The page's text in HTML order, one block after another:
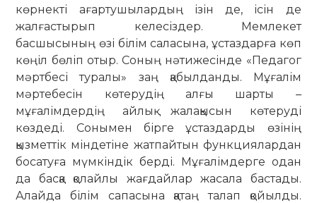
көрнекті ағартушылардың ізін де, ісін де
жалғастырып келесіздер. Мемлекет
басшысының өзі білім саласына, ұстаздарға көп
көңіл бөліп отыр. Соның нәтижесінде «Педагог
мәртбесі туралы» заң қабылданды. Мұғалім
мәртебесін көтерудің алғы шарты –
мұғалімдердің айлық жалақысын көтеруді
көздеді. Сонымен бірге ұстаздарды өзінің
қызметтік міндетіне жатпайтын функциялардан
босатуға мүмкіндік берді. Мұғалімдерге одан
да басқа қолайлы жағдайлар жасала бастады.
Алайда білім сапасына қатаң талап қойылды.